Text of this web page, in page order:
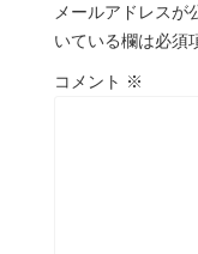
メールアドレスが
いている欄は必須
コメント ※